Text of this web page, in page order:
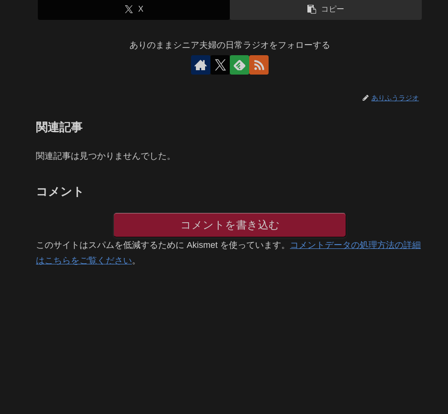
X コピー
ありのままシニア夫婦の日常ラジオをフォローする
ありふうラジオ
関連記事
関連記事は見つかりませんでした。
コメント
コメントを書き込む
このサイトはスパムを低減するために Akismet を使っています。 コメントデータの処理方法の詳細
はこちらをご覧ください。